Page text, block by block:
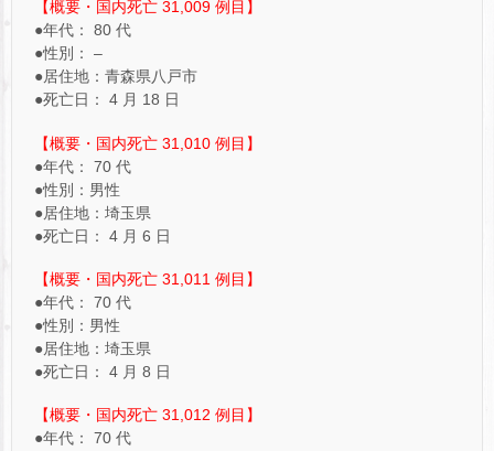
【概要・国内死亡 31,009 例目】
●年代： 80 代
●性別： –
●居住地：青森県八戸市
●死亡日： 4 月 18 日
【概要・国内死亡 31,010 例目】
●年代： 70 代
●性別：男性
●居住地：埼玉県
●死亡日： 4 月 6 日
【概要・国内死亡 31,011 例目】
●年代： 70 代
●性別：男性
●居住地：埼玉県
●死亡日： 4 月 8 日
【概要・国内死亡 31,012 例目】
●年代： 70 代